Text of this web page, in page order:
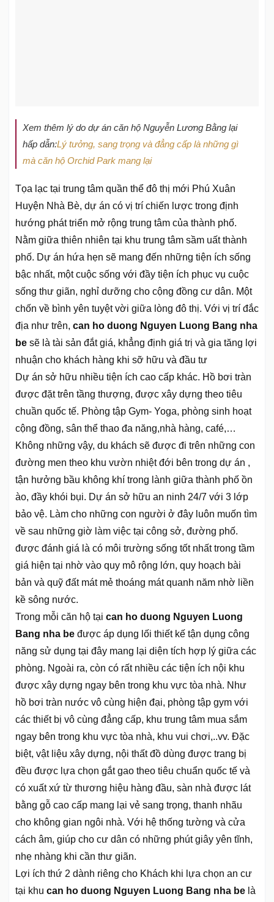
Xem thêm lý do dự án căn hộ Nguyễn Lương Bằng lại
hấp dẫn:Lý tưởng, sang trọng và đẳng cấp là những gì
mà căn hộ Orchid Park mang lại
Tọa lạc tại trung tâm quần thể đô thị mới Phú Xuân
Huyện Nhà Bè, dự án có vị trí chiến lược trong định
hướng phát triển mở rộng trung tâm của thành phố.
Nằm giữa thiên nhiên tại khu trung tâm sầm uất thành
phố. Dự án hứa hẹn sẽ mang đến những tiện ích sống
bậc nhất, một cuộc sống với đầy tiện ích phục vụ cuộc
sống thư giãn, nghỉ dưỡng cho cộng đồng cư dân. Một
chốn về bình yên tuyệt vời giữa lòng đô thị. Với vị trí đắc
địa như trên, can ho duong Nguyen Luong Bang nha
be sẽ là tài sản đắt giá, khẳng định giá trị và gia tăng lợi
nhuận cho khách hàng khi sỡ hữu và đầu tư
Dự án sở hữu nhiều tiện ích cao cấp khác. Hồ bơi tràn
được đặt trên tầng thượng, được xây dựng theo tiêu
chuần quốc tế. Phòng tập Gym- Yoga, phòng sinh hoạt
cộng đồng, sân thể thao đa năng,nhà hàng, café,…
Không những vậy, du khách sẽ được đi trên những con
đường men theo khu vườn nhiệt đới bên trong dự án ,
tận hưởng bầu không khí trong lành giữa thành phố ồn
ào, đầy khói bụi. Dự án sở hữu an ninh 24/7 với 3 lớp
bảo vệ. Làm cho những con người ở đây luôn muốn tìm
về sau những giờ làm việc tại công sở, đường phố.
được đánh giá là có môi trường sống tốt nhất trong tầm
giá hiện tại nhờ vào quy mô rộng lớn, quy hoạch bài
bản và quỹ đất mát mẻ thoáng mát quanh năm nhờ liền
kề sông nước.
Trong mỗi căn hộ tại can ho duong Nguyen Luong
Bang nha be được áp dụng lối thiết kế tận dụng công
năng sử dụng tại đây mang lại diện tích hợp lý giữa các
phòng. Ngoài ra, còn có rất nhiều các tiện ích nội khu
được xây dựng ngay bên trong khu vực tòa nhà. Như
hồ bơi tràn nước vô cùng hiện đại, phòng tập gym với
các thiết bị vô cùng đẳng cấp, khu trung tâm mua sắm
ngay bên trong khu vực tòa nhà, khu vui chơi,..vv. Đặc
biệt, vật liệu xây dựng, nội thất đồ dùng được trang bị
đều được lựa chọn gắt gao theo tiêu chuẩn quốc tế và
có xuất xứ từ thương hiệu hàng đầu, sàn nhà được lát
bằng gỗ cao cấp mang lại vẻ sang trọng, thanh nhãu
cho không gian ngôi nhà. Với hệ thống tường và cửa
cách âm, giúp cho cư dân có những phút giây yên tĩnh,
nhẹ nhàng khi cần thư giãn.
Lợi ích thứ 2 dành riêng cho Khách khi lựa chọn an cư
tại khu can ho duong Nguyen Luong Bang nha be là